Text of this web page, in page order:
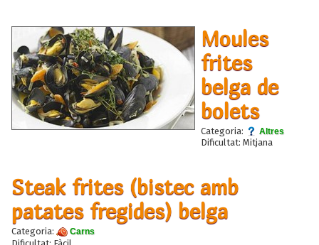
Moules
frites
belga de
bolets
Categoria: Altres
Dificultat: Mitjana
Steak frites (bistec amb
patates fregides) belga
Categoria: Carns